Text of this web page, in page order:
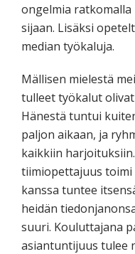
ongelmia
sijaan. Lisäksi
median työkaluja.
Mällisen mielestä
tulleet työkalut
Hänestä tuntui
paljon aikaan, ja
kaikkiin
tiimiopettajuus toimi
kanssa tuntee
heidän
suuri. Kouluttajana
asiantuntijuus tulee